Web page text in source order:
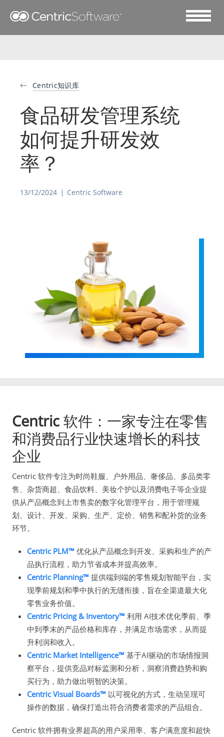
Centric知识库
食品研发管理系统
如何提升研发效
率？
13/12/2024 Centric Software
Centric 软件：一家专注在零售
和消费品行业快速增长的科技
企业
Centric 软件专注为时尚鞋服、户外用品、奢侈品、多品类零
售、杂货商超、食品饮料、美妆个护以及消费电子等企业提
供从产品概念到上市售卖的数字化管理平台，用于管理规
划、设计、开发、采购、生产、定价、销售和配补货的业务
环节。
Centric PLM™ 优化从产品概念到开发、采购和生产的产
品执行流程，助力节省成本并提高效率。
Centric Planning™ 提供端到端的零售规划智能平台，实
现季前规划和季中执行的无缝衔接，旨在全渠道最大化
零售业务价值。
Centric Pricing & Inventory™ 利用 AI技术优化季前、季
中到季末的产品价格和库存，并满足市场需求，从而提
升利润和收入。
Centric Market Intelligence™ 基于AI驱动的市场情报洞
察平台，提供竞品对标监测和分析，洞察消费趋势和购
买行为，助力做出明智的决策。
Centric Visual Boards™ 以可视化的方式，生动呈现可
操作的数据，确保打造出符合消费者需求的产品组合。
Centric 软件拥有业界超高的用户采用率、客户满意度和超快